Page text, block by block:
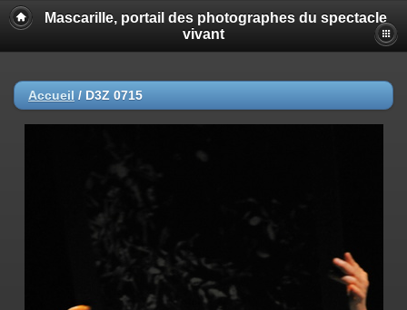
Mascarille, portail des photographes du spectacle
vivant
Accueil / D3Z 0715